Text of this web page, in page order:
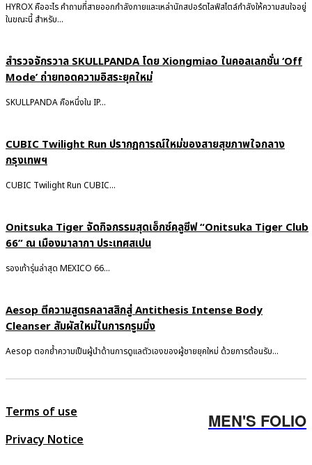
HYROX คืออะไร คำถามที่สายออกกำลังกายและเหล่านักสปอร์ตไลฟ์สไตล์กำลังให้ความสนใจอยู่
ในขณะนี้ สำหรับ...
สำรวจจักรวาล SKULLPANDA โดย Xiongmiao ในคอลเลกชั่น ‘Off
Mode’ ถ่ายทอดความอิสระยุคใหม่
SKULLPANDA คือหนึ่งใน IP...
CUBIC Twilight Run ปรากฏการณ์ใหม่ของสายสุขภาพใจกลาง
กรุงเทพฯ
CUBIC Twilight Run CUBIC...
Onitsuka Tiger จัดกิจกรรมสุดเอ็กซ์คลูซีฟ “Onitsuka Tiger Club
66” ณ เมืองมาลากา ประเทศสเปน
รองเท้ารุ่นล่าสุด MEXICO 66...
Aesop ตีความสูตรคลาสสิกสู่ Antithesis Intense Body
Cleanser สัมผัสใหม่ในการกรูมมิ่ง
Aesop ตอกย้ำความเป็นผู้นำด้านการดูแลตัวเองของผู้ชายยุคใหม่ ด้วยการต้อนรับ...
Terms of use
Privacy Notice
MEN'S FOLIO